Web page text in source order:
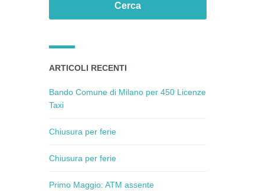
ARTICOLI RECENTI
Bando Comune di Milano per 450 Licenze
Taxi
Chiusura per ferie
Chiusura per ferie
Primo Maggio: ATM assente